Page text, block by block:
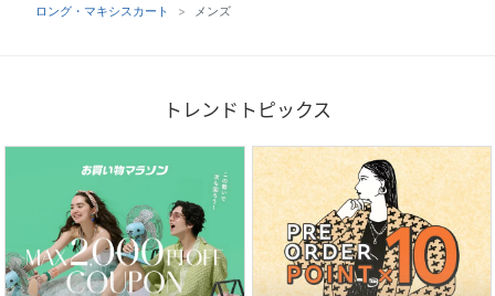
ロング・マキシスカート
メンズ
トレンドトピックス